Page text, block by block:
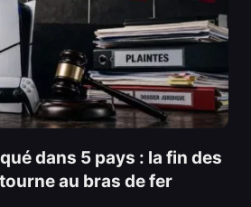
dans 5 pays : la fin des
au bras de fer